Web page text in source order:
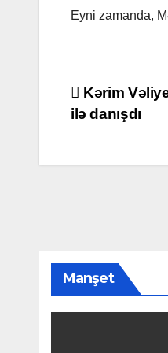
Eyni zamanda,
Yazı
Kərim
ilə danışdı
Manşet